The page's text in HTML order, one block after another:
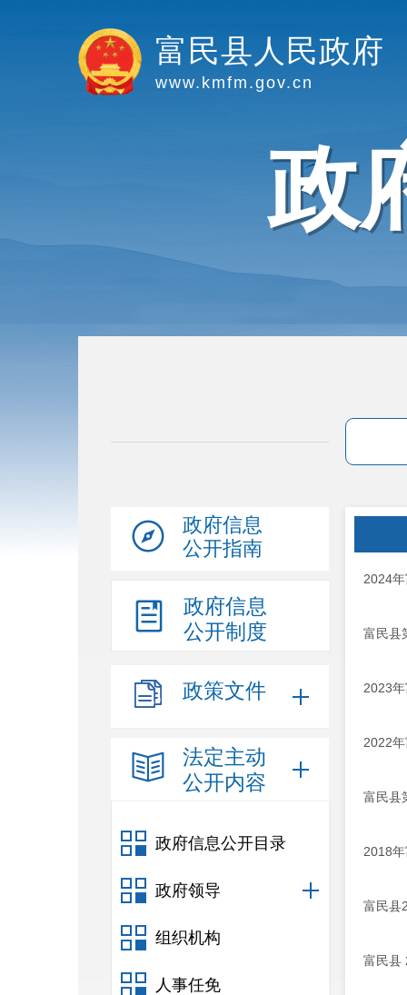
富民县人民政府
www.kmfm.gov.cn
政
政府信息
公开指南
政府信息
公开制度
政策文件
法定主动
公开内容
政府信息公开目录
政府领导
组织机构
人事任免
2024
富民县
2023
2022
富民县
2018
富民县
富民县